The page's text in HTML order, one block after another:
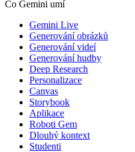
Co Gemini umí
Gemini Live
Generování obrázků
Generování videí
Generování hudby
Deep Research
Personalizace
Canvas
Storybook
Aplikace
Roboti Gem
Dlouhý kontext
Studenti